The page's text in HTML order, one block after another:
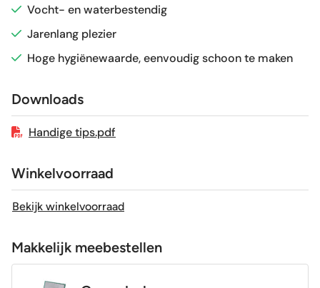
Sortering
Craquelé Nee
Geschikt voor vloerverwarming
Vocht- en waterbestendig
Jarenlang plezier
Hoge hygiënewaarde, eenvoudig schoon te maken
Downloads
Handige tips.pdf
Winkelvoorraad
Bekijk winkelvoorraad
Makkelijk meebestellen